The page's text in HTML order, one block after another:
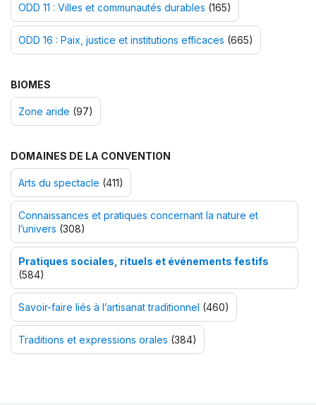
ODD 11 : Villes et communautés durables (165)
ODD 16 : Paix, justice et institutions efficaces (665)
BIOMES
Zone aride (97)
DOMAINES DE LA CONVENTION
Arts du spectacle (411)
Connaissances et pratiques concernant la nature et
l’univers (308)
Pratiques sociales, rituels et événements festifs
(584)
Savoir-faire liés à l’artisanat traditionnel (460)
Traditions et expressions orales (384)